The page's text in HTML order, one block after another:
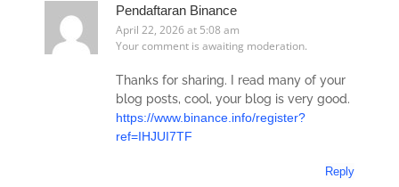
Pendaftaran Binance
April 22, 2026 at 5:08 am
Your comment is awaiting moderation.
Thanks for sharing. I read many of your
blog posts, cool, your blog is very good.
https://www.binance.info/register?
ref=IHJUI7TF
Reply